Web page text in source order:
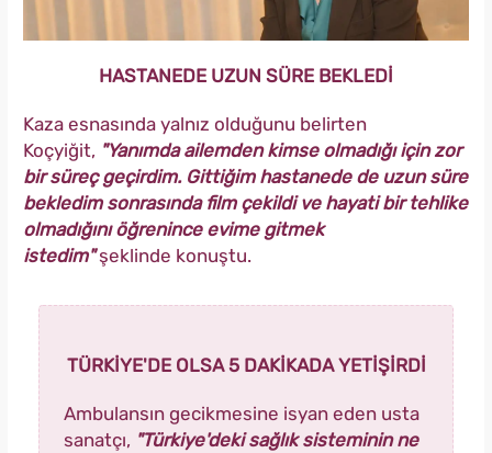
HASTANEDE UZUN SÜRE BEKLEDİ
Kaza esnasında yalnız olduğunu belirten
Koçyiğit, "Yanımda ailemden kimse olmadığı için zor
bir süreç geçirdim. Gittiğim hastanede de uzun süre
bekledim sonrasında film çekildi ve hayati bir tehlike
olmadığını öğrenince evime gitmek
istedim"şeklinde konuştu.
TÜRKİYE'DE OLSA 5 DAKİKADA YETİŞİRDİ
Ambulansın gecikmesine isyan eden usta
sanatçı, "Türkiye'deki sağlık sisteminin ne